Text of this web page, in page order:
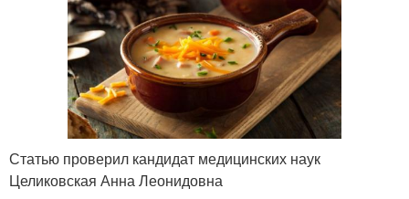
Статью проверил кандидат медицинских наук
Целиковская Анна Леонидовна